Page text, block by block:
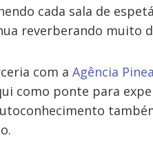
cada sala de
reverberando muito
com a Agência
como ponte para